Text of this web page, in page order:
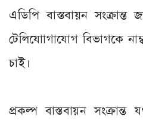
এডিপি বাস্তবায়ন
টেলিযোাগাযোগ বিভাগকে
চাই।
প্রকল্প বাস্তবায়ন সংক্রান্ত